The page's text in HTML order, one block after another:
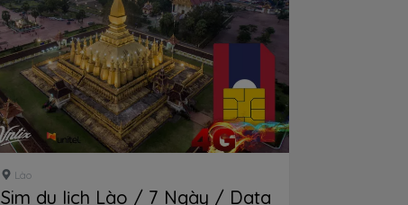
Lào
Sim du lịch Lào / 7 Ngày / Data